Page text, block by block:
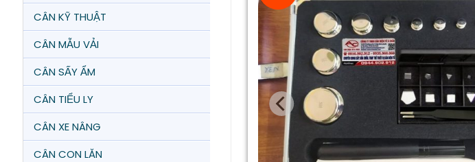
CÂN KỸ THUẬT
CÂN MẪU VẢI
CÂN SẤY ẨM
CÂN TIỂU LY
CÂN XE NÂNG
CÂN CON LĂN